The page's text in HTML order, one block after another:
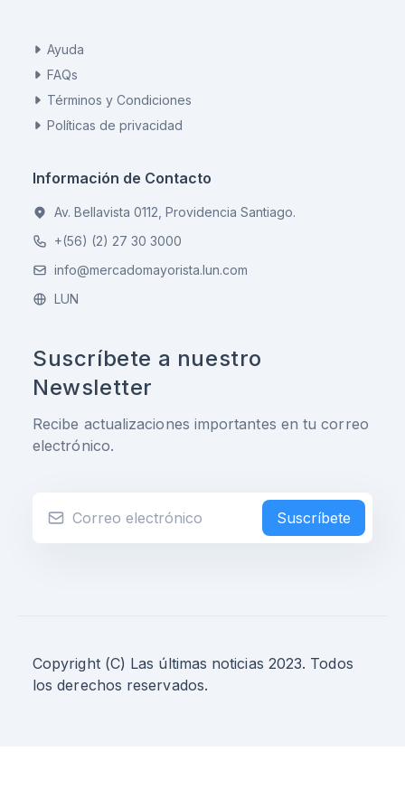
Ayuda
FAQs
Términos y Condiciones
Políticas de privacidad
Información de Contacto
Av. Bellavista 0112, Providencia Santiago.
+(56) (2) 27 30 3000
info@mercadomayorista.lun.com
LUN
Suscríbete a nuestro
Newsletter
Recibe actualizaciones importantes en tu correo
electrónico.
Suscríbete
Copyright (C) Las últimas noticias 2023. Todos
los derechos reservados.